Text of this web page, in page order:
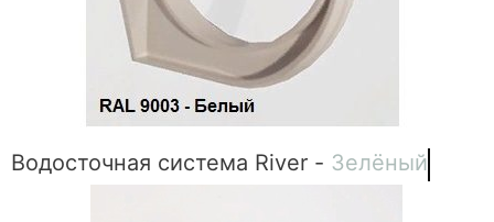
Водосточная система River - Зелёный